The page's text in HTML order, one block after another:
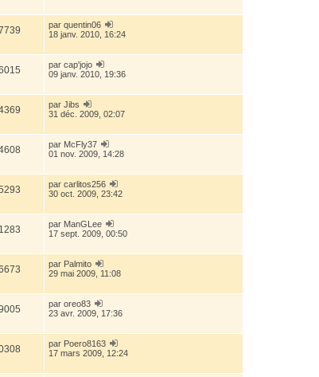
par quentin06
18 janv. 2010, 16:24
par cap'jojo
09 janv. 2010, 19:36
par Jibs
31 déc. 2009, 02:07
par McFly37
01 nov. 2009, 14:28
par carlitos256
30 oct. 2009, 23:42
par ManGLee
17 sept. 2009, 00:50
par Palmito
29 mai 2009, 11:08
par oreo83
23 avr. 2009, 17:36
par Poero8163
17 mars 2009, 12:24